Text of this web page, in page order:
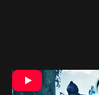
Všetko vyzerá presne
rozdielom. Demon’s